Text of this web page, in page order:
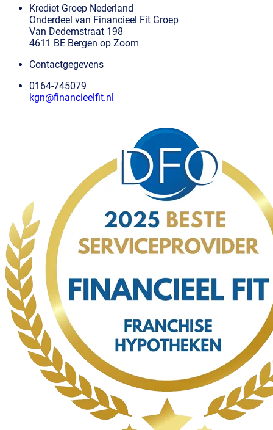
Krediet Groep Nederland
Onderdeel van Financieel Fit Groep
Van Dedemstraat 198
4611 BE Bergen op Zoom
Contactgegevens
0164-745079
kgn@financieelfit.nl